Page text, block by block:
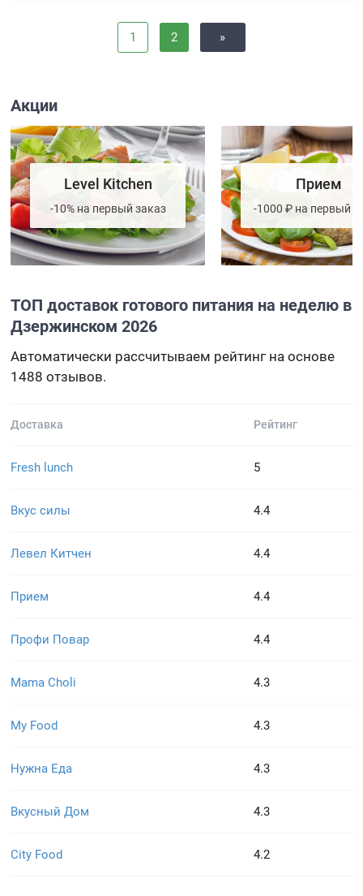
1 2 »
Акции
Level Kitchen
-10% на первый заказ
Прием
-1000 ₽ на первый
ТОП доставок готового питания на неделю в
Дзержинском 2026
Автоматически рассчитываем рейтинг на основе
1488 отзывов.
Доставка Рейтинг
Fresh lunch 5
Вкус силы 4.4
Левел Китчен 4.4
Прием 4.4
Профи Повар 4.4
Mama Choli 4.3
My Food 4.3
Нужна Еда 4.3
Вкусный Дом 4.3
City Food 4.2